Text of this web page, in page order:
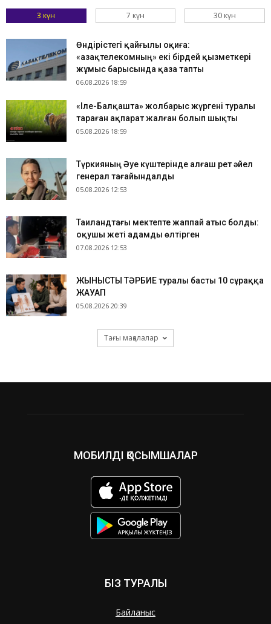
3 күн 7 күн 30 күн
Өндірістегі қайғылы оқиға:
«Қазақтелекомның» екі бірдей қызметкері
жұмыс барысында қаза тапты
06.08.2026 18:59
«Іле-Балқашта» жолбарыс жүргені туралы
тараған ақпарат жалған болып шықты
05.08.2026 18:59
Түркияның Әуе күштерінде алғаш рет әйел
генерал тағайындалды
05.08.2026 12:53
Таиландтағы мектепте жаппай атыс болды:
оқушы жеті адамды өлтірген
07.08.2026 12:53
ЖЫНЫСТЫҚ ТӘРБИЕ туралы басты 10 сұраққа
ЖАУАП
05.08.2026 20:39
Тағы мақалалар
МОБИЛДІ ҚОСЫМШАЛАР
БІЗ ТУРАЛЫ
Байланыс